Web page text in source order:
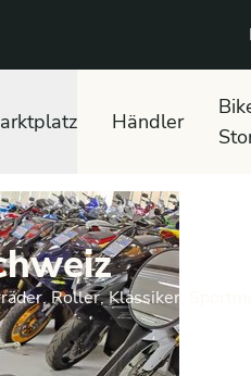
Händler
Roller, Klassiker,